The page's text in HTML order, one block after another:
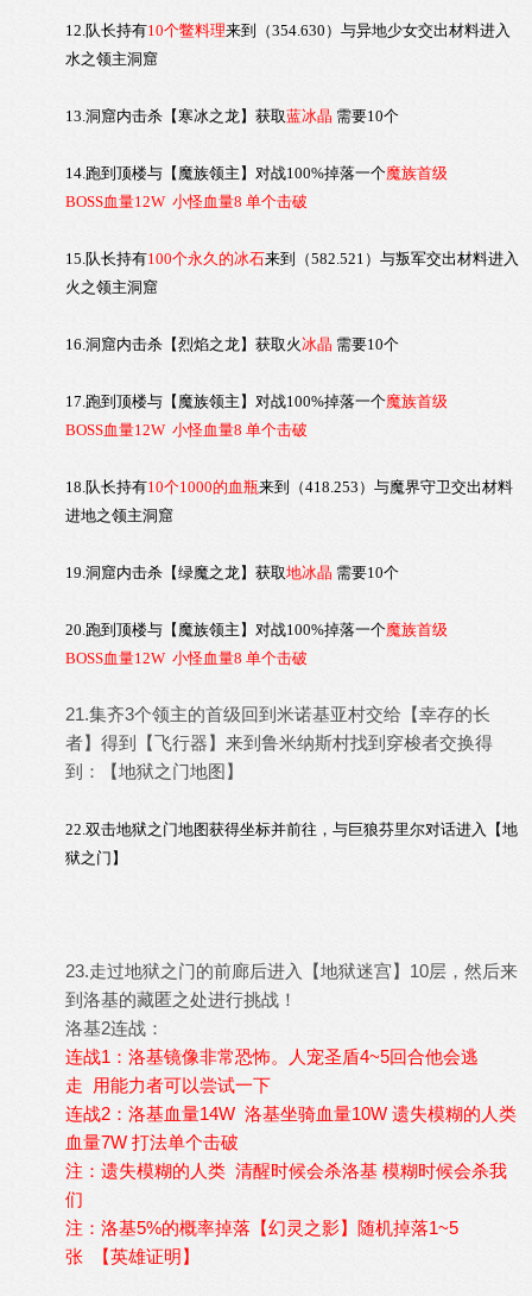
12.队长持有10个鳖料理来到（354.630）与异地少女交出材料进入
水之领主洞窟
13.洞窟内击杀【寒冰之龙】获取蓝冰晶 需要10个
14.跑到顶楼与【 魔族领主 】对战100%掉落一个魔族首级
BOSS血量12W 小怪血量8 单个击破
15.队长持有100个永久的冰石来到（582.521）与叛军交出材料进入
火之领主洞窟
16.洞窟内击杀【烈焰之龙】获取火冰晶 需要10个
17.跑到顶楼与【 魔族领主 】对战100%掉落一个魔族首级
BOSS血量12W 小怪血量8 单个击破
18.队长持有10个1000的血瓶来到（418.253）与魔界守卫交出材料
进地之领主洞窟
19.洞窟内击杀【绿魔之龙】获取地冰晶 需要10个
20.跑到顶楼与【 魔族领主 】对战100%掉落一个魔族首级
BOSS血量12W 小怪血量8 单个击破
21.集齐3个领主的首级回到米诺基亚村交给【幸存的长
者】得到【飞行器】来到鲁米纳斯村找到穿梭者交换得
到：【地狱之门地图】
22.双击地狱之门地图获得坐标并前往，与巨狼芬里尔对话进入【地
狱之门】
23.走过地狱之门的前廊后进入【地狱迷宫】10层，然后来
到洛基的藏匿之处进行挑战！
洛基2连战：
连战1：洛基镜像非常恐怖。人宠圣盾4~5回合他会逃
走 用能力者可以尝试一下
连战2：洛基血量14W 洛基坐骑血量10W 遗失模糊的人类
血量7W 打法单个击破
注：遗失模糊的人类 清醒时候会杀洛基 模糊时候会杀我
们
注：洛基5%的概率掉落【幻灵之影】随机掉落1~5
张 【英雄证明】